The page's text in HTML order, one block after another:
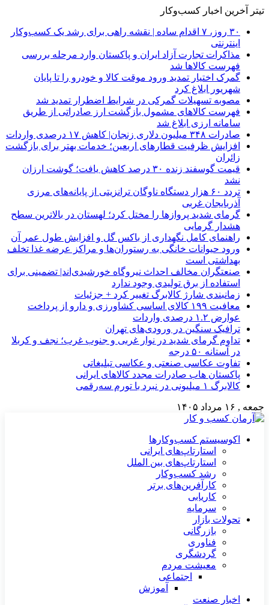
تیتر آخرین اخبار کسب‌وکار
۳۰ روز، ۷ اقدام ساده | نقشه راهی برای رشد یک کسب‌وکار
اینترنتی
مذاکرات تجارت آزاد ایران و پاکستان وارد مرحله بررسی
فهرست کالاها شد
گمرک اختیار تمدید ورود موقت کالا و خودرو را تا پایان
شهریور ابلاغ کرد
مصوبه تسهیلات گمرکی در شرایط اضطرار تمدید شد
فهرست کالاهای مشمول بازگشت ارز صادراتی از طریق
سامانه ارزی ابلاغ شد
صادرات ۳۴۸ میلیون دلاری زنجان| ‌کاهش ۱۷ درصدی واردات
افزایش ظرفیت قطارهای اربعین؛ خدمات بهتر برای بازگشت
زائران
قیمت گوسفند زنده ۳۰ درصد کاهش یافت؛ گوشت ارزان
نشد
تردد ۶۰ هزار دستگاه ناوگان ترانزیتی از پایانه‌های مرزی
آذربایجان ‌غربی
گرمای شدید پروازها را مختل کرد؛ لهستان در بالاترین سطح
هشدار گرمایی
راهنمای کامل نگهداری از باکس گل و افزایش طول عمر آن
ورود حیوانات خانگی به رستوران‌ها و مراکز عرضه غذا تخلف
بهداشتی است
صنعتگران مخالف احداث نیروگاه خورشیدی‌اند| تضمینی برای
استفاده از برق تولیدی وجود ندارد
زمانبندی شارژ کالابرگ تغییر کرد + جزئیات
معافیت ۱۹۹ کالای اساسی کشاورزی و دارو از پرداخت
عوارض ۱.۲ درصدی واردات
ترافیک سنگین در ورودی‌های تهران
تداوم گرمای شدید در نوار غربی و جنوب غرب؛ نجف و کربلا
در آستانه ۵۰ درجه
تفاوت عکاسی صنعتی و عکاسی تبلیغاتی
پاکستان هاب صادرات مجدد کالاهای ایرانی
کالابرگ ۱ میلیونی در نبرد با تورم سه‌رقمی
جمعه , ۱۶ مرداد ۱۴۰۵
اکوسیستم کسب‌وکارها
استارتاپ‌های ایرانی
استارتاپ‌های بین الملل
رشد کسب‌وکار
کارآفرین‌های برتر
کاریابی
سرمایه
تحولات بازار
بازرگانی
فناوری
گردشگری
معیشت مردم
اجتماعی
آموزش
اخبار صنعت